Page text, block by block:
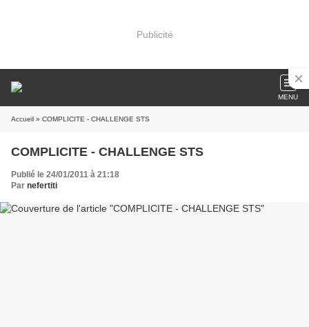
Publicité
MENU
Accueil » COMPLICITE - CHALLENGE STS
COMPLICITE - CHALLENGE STS
Publié le 24/01/2011 à 21:18
Par nefertiti